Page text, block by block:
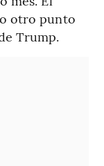
otro punto
Trump.